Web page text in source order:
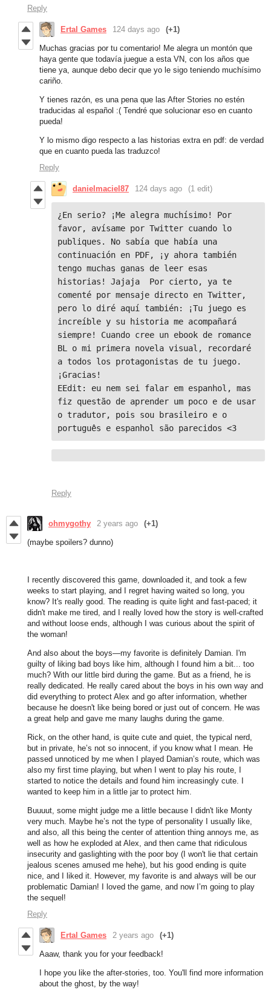
Reply
Ertal Games 124 days ago (+1)
Muchas gracias por tu comentario! Me alegra un montón que
haya gente que todavía juegue a esta VN, con los años que
tiene ya, aunque debo decir que yo le sigo teniendo muchísimo
cariño.
Y tienes razón, es una pena que las After Stories no estén
traducidas al español :( Tendré que solucionar eso en cuanto
pueda!
Y lo mismo digo respecto a las historias extra en pdf: de verdad
que en cuanto pueda las traduzco!
Reply
danielmaciel87 124 days ago (1 edit)
¿En serio? ¡Me alegra muchísimo! Por
favor, avísame por Twitter cuando lo
publiques. No sabía que había una
continuación en PDF, ¡y ahora también
tengo muchas ganas de leer esas
historias! Jajaja  Por cierto, ya te
comenté por mensaje directo en Twitter,
pero lo diré aquí también: ¡Tu juego es
increíble y su historia me acompañará
siempre! Cuando cree un ebook de romance
BL o mi primera novela visual, recordaré
a todos los protagonistas de tu juego.
¡Gracias!
EEdit: eu nem sei falar em espanhol, mas
fiz questão de aprender um poco e de usar
o tradutor, pois sou brasileiro e o
Reply
ohmygothy 2 years ago (+1)
(maybe spoilers? dunno)
I recently discovered this game, downloaded it, and took a few
weeks to start playing, and I regret having waited so long, you
know? It's really good. The reading is quite light and fast-paced; it
didn't make me tired, and I really loved how the story is well-crafted
and without loose ends, although I was curious about the spirit of
the woman!
And also about the boys—my favorite is definitely Damian. I'm
guilty of liking bad boys like him, although I found him a bit... too
much? With our little bird during the game. But as a friend, he is
really dedicated. He really cared about the boys in his own way and
did everything to protect Alex and go after information, whether
because he doesn't like being bored or just out of concern. He was
a great help and gave me many laughs during the game.
Rick, on the other hand, is quite cute and quiet, the typical nerd,
but in private, he’s not so innocent, if you know what I mean. He
passed unnoticed by me when I played Damian’s route, which was
also my first time playing, but when I went to play his route, I
started to notice the details and found him increasingly cute. I
wanted to keep him in a little jar to protect him.
Buuuut, some might judge me a little because I didn't like Monty
very much. Maybe he’s not the type of personality I usually like,
and also, all this being the center of attention thing annoys me, as
well as how he exploded at Alex, and then came that ridiculous
insecurity and gaslighting with the poor boy (I won't lie that certain
jealous scenes amused me hehe), but his good ending is quite
nice, and I liked it. However, my favorite is and always will be our
problematic Damian! I loved the game, and now I’m going to play
the sequel!
Reply
Ertal Games 2 years ago (+1)
Aaaw, thank you for your feedback!
I hope you like the after-stories, too. You'll find more information
about the ghost, by the way!